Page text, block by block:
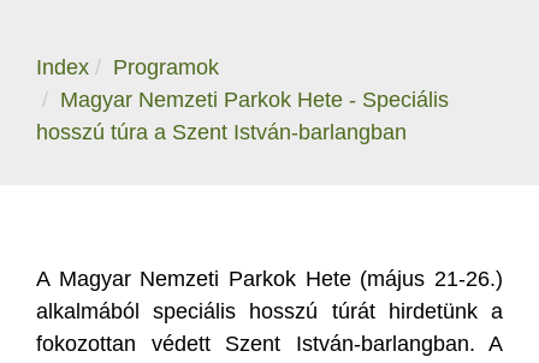
Index
Programok
Magyar Nemzeti Parkok Hete - Speciális
hosszú túra a Szent István-barlangban
A Magyar Nemzeti Parkok Hete (május 21-26.)
alkalmából speciális hosszú túrát hirdetünk a
fokozottan védett Szent István-barlangban. A